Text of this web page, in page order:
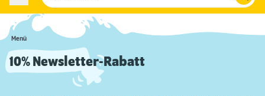
Menü
10% Newsletter-Rabatt